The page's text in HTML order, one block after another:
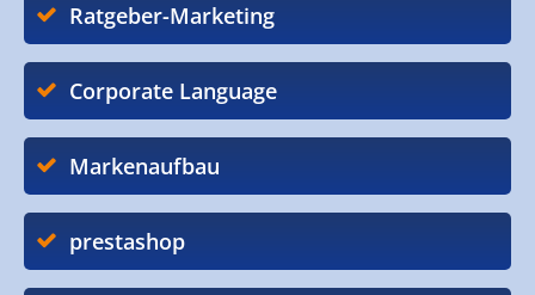
Ratgeber-Marketing
Corporate Language
Markenaufbau
prestashop